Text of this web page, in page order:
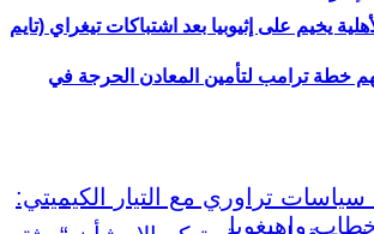
يخيم على إثيوبيا بعد اشتباكات تيغراي (تايم
فهم خطة ترامب لتأمين المعادن الحرجة في